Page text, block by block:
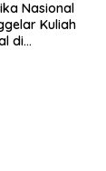
Nasional
Kuliah
di